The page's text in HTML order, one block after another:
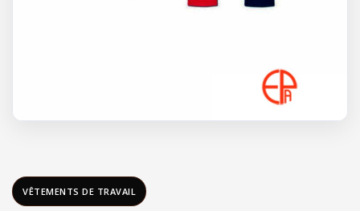
VÊTEMENTS DE TRAVAIL